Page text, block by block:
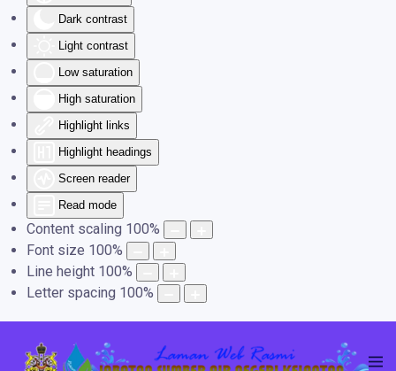
Dark contrast
Light contrast
Low saturation
High saturation
Highlight links
Highlight headings
Screen reader
Read mode
Content scaling 100%
Font size 100%
Line height 100%
Letter spacing 100%